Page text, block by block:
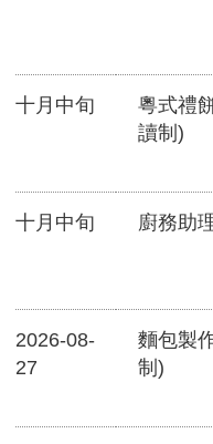
十月中旬
粵式禮
讀制)
十月中旬 廚務助
2026-08-
27
麵包製
制)